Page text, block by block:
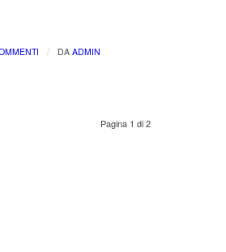
/ DA ADMIN
Pagina 1 di 2